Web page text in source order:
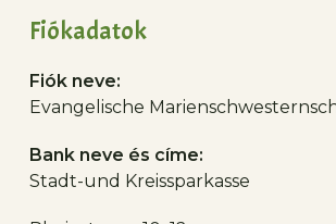
Fiókadatok
Fiók neve:
Evangelische
Bank neve és címe:
Stadt-und Kreissparkasse